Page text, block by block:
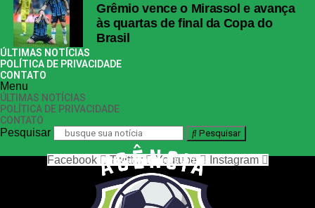
Grêmio vence o Mirassol e avança
às quartas de final da Copa do
Brasil
ÚLTIMAS NOTÍCIAS
POLÍTICA DE PRIVACIDADE
CONTATO
Menu
ÚLTIMAS NOTÍCIAS
POLÍTICA DE PRIVACIDADE
CONTATO
Pesquisar Pesquisar
nos siga nas redes sociais
Facebook Twitter Youtube Instagram